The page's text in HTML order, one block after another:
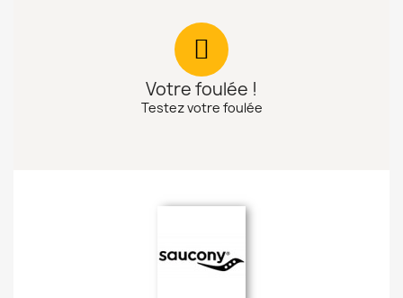
Votre foulée !
Testez votre foulée